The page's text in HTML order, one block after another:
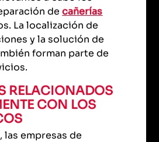
decañerías
La localización de
y la solución de
forman parte de
RELACIONADOS
CON LOS
las empresas de